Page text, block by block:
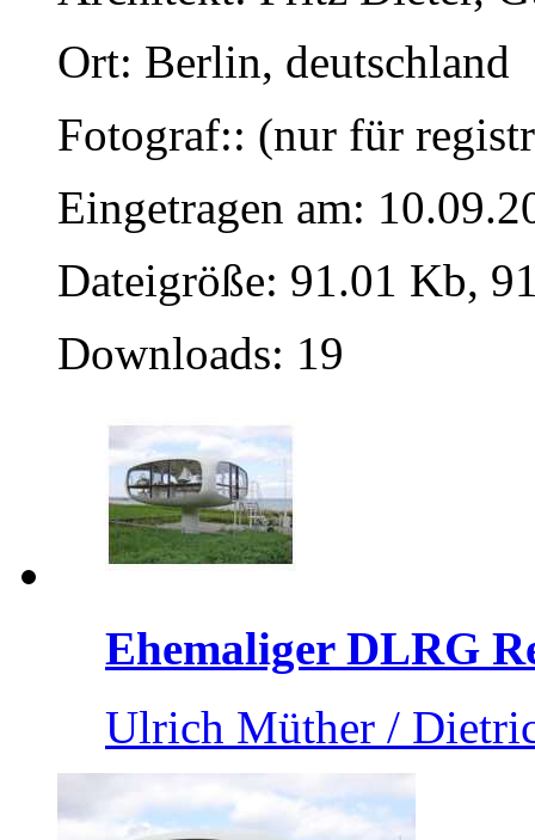
Ort: Berlin, deutschland
Fotograf:: (nur für
Eingetragen am:
Dateigröße: 91.01 Kb,
Downloads: 19
Ehemaliger DLRG
Ulrich Müther /